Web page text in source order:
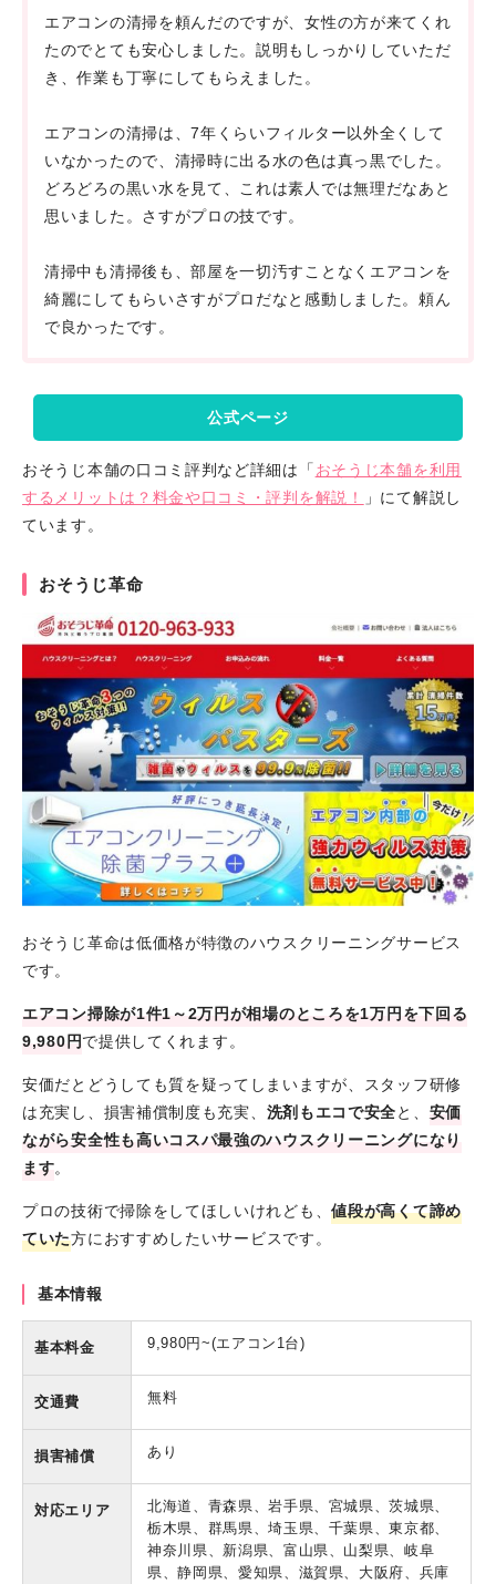
エアコンの清掃を頼んだのですが、女性の方が来てくれ
たのでとても安心しました。説明もしっかりしていただ
き、作業も丁寧にしてもらえました。
エアコンの清掃は、7年くらいフィルター以外全くして
いなかったので、清掃時に出る水の色は真っ黒でした。
どろどろの黒い水を見て、これは素人では無理だなあと
思いました。さすがプロの技です。
清掃中も清掃後も、部屋を一切汚すことなくエアコンを
綺麗にしてもらいさすがプロだなと感動しました。頼ん
で良かったです。
公式ページ
おそうじ本舗の口コミ評判など詳細は「 おそうじ本舗を利用
するメリットは？料金や口コミ・評判を解説！
」にて解説し
ています。
おそうじ革命
おそうじ革命は低価格が特徴のハウスクリーニングサービス
です。
エアコン掃除が1件1～2万円が相場のところを1万円を下回る
9,980円で提供してくれます。
安価だとどうしても質を疑ってしまいますが、スタッフ研修
は充実し、損害補償制度も充実、 洗剤もエコで安全と、 安価
ながら安全性も高いコスパ最強のハウスクリーニングになり
ます。
プロの技術で掃除をしてほしいけれども、値段が高くて諦め
ていた方におすすめしたいサービスです。
基本情報
基本料金 9,980円~(エアコン1台)
交通費 無料
損害補償 あり
対応エリア
北海道、青森県、岩手県、宮城県、茨城県、
栃木県、群馬県、埼玉県、千葉県、東京都、
神奈川県、新潟県、富山県、山梨県、岐阜
県、静岡県、愛知県、滋賀県、大阪府、兵庫